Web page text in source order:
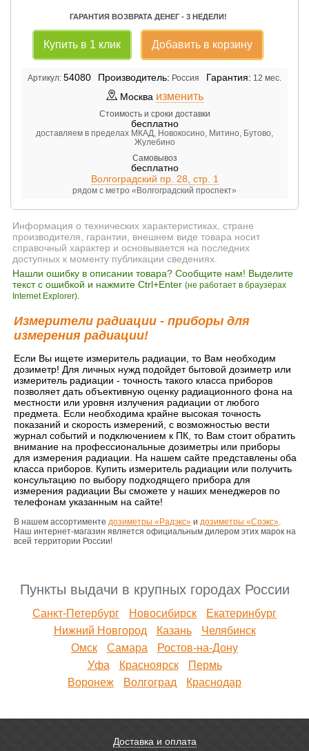
ГАРАНТИЯ ВОЗВРАТА ДЕНЕГ - 3 НЕДЕЛИ!
Купить в 1 клик Добавить в корзину
Артикул: 54080 Производитель: Россия Гарантия: 12 мес.
Москва изменить
Стоимость и сроки доставки
бесплатно
доставляем в пределах МКАД, Новокосино, Митино, Бутово,
Жулебино
Самовывоз
бесплатно
Волгоградский пр. 28, стр. 1
рядом с метро «Волгоградский проспект»
Информация о технических характеристиках, стране
производителя, гарантии, внешнем виде товара носит
справочный характер и основывается на последних
доступных к моменту публикации сведениях.
Нашли ошибку в описании товара? Сообщите нам! Выделите
текст с ошибкой и нажмите Ctrl+Enter (не работает в браузерах
Internet Explorer)
Измерители радиации - приборы для
измерения радиации!
Если Вы ищете измеритель радиации, то Вам необходим
дозиметр! Для личных нужд подойдет бытовой дозиметр или
измеритель радиации - точность такого класса приборов
позволяет дать объективную оценку радиационного фона на
местности или уровня излучения радиации от любого
предмета. Если необходима крайне высокая точность
показаний и скорость измерений, с возможностью вести
журнал событий и подключением к ПК, то Вам стоит обратить
внимание на профессиональные дозиметры или приборы
для измерения радиации. На нашем сайте представлены оба
класса приборов. Купить измеритель радиации или получить
консультацию по выбору подходящего прибора для
измерения радиации Вы сможете у наших менеджеров по
телефонам указанным на сайте!
В нашем ассортименте дозиметры «Радэкс» и дозиметры «Соэкс».
Наш интернет-магазин является официальным дилером этих марок на
всей территории России!
Пункты выдачи в крупных городах России
Санкт-Петербург Новосибирск
Екатеринбург
Нижний Новгород
Казань
Челябинск
Омск
Самара
Ростов-на-Дону
Уфа
Красноярск
Пермь
Воронеж
Волгоград Краснодар
Доставка и оплата